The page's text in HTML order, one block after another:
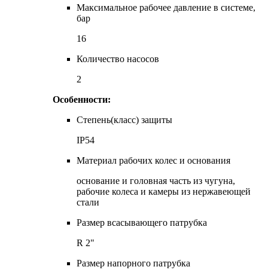
Максимальное рабочее давление в системе,
бар
16
Количество насосов
2
Особенности:
Степень(класс) защиты
IP54
Материал рабочих колес и основания
основание и головная часть из чугуна,
рабочие колеса и камеры из нержавеющей
стали
Размер всасывающего патрубка
R 2"
Размер напорного патрубка